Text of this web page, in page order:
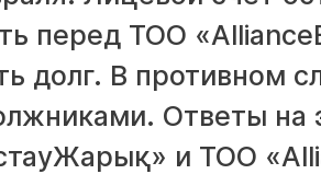
перед ТОО
долг. В противном
Ответы на
и ТОО